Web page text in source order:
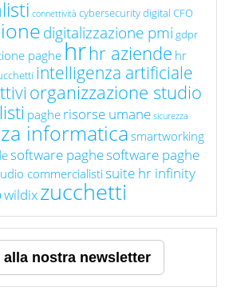
connettività cybersecuritydigital CFO
digitalizzazione pmi gdpr
paghe hrhr aziende hr
intelligenza artificiale
organizzazione studio
paghe risorse umane sicurezza
informaticasmartworking
software paghesoftware paghe
commercialisti suite hr infinity
wildixzucchetti
nostra newsletter